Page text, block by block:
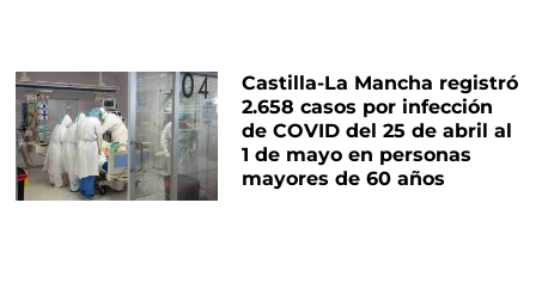
Castilla-La Mancha registró
2.658 casos por infección
de COVID del 25 de abril al
1 de mayo en personas
mayores de 60 años